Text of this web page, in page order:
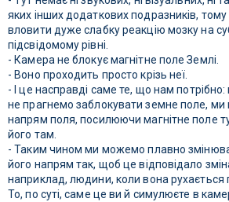
яких інших додаткових подразників,
вловити дуже слабку реакцію мозку на
підсвідомому рівні.
- Камера не блокує магнітне поле Землі.
- Воно проходить просто крізь неї.
- І це насправді саме те, що нам
не прагнемо заблокувати земне поле, ми
напрям поля, посилюючи магнітне поле
його там.
- Таким чином ми можемо плавно
його напрям так, щоб це відповідало
наприклад, людини, коли вона рухається
То, по суті, саме це ви й симулюєте в